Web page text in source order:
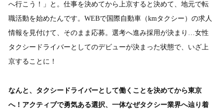
へ行こう！」と。仕事を決めてから上京すると決めて、地元で転
職活動を始めたんです。WEBで国際自動車（kmタクシー）の求人
情報を見付けて、そのまま応募。選考へ進み採用が決まり…女性
タクシードライバーとしてのデビューが決まった状態で、いざ上
京することに！
なんと、タクシードライバーとして働くことを決めてから東京
へ！アクティブで勇気ある選択、一体なぜタクシー業界へ辿り着